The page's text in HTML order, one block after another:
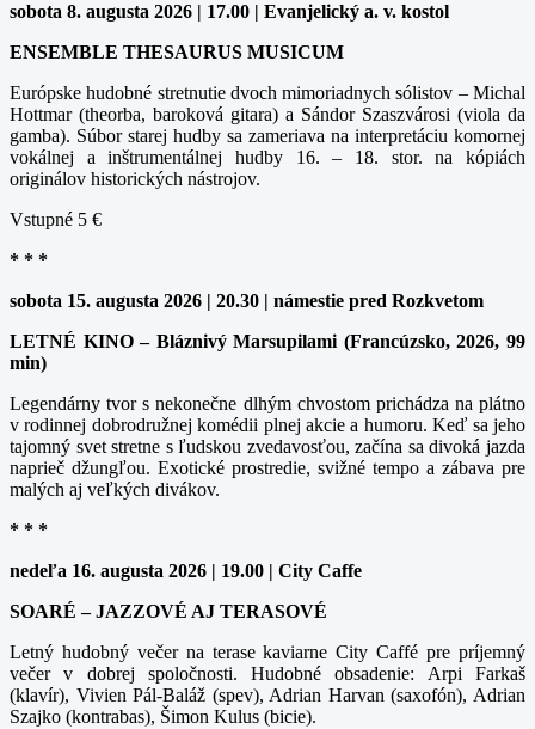
sobota 8. augusta 2026 | 17.00 | Evanjelický a. v. kostol
ENSEMBLE THESAURUS MUSICUM
Európske hudobné stretnutie dvoch mimoriadnych sólistov – Michal
Hottmar (theorba, baroková gitara) a Sándor Szaszvárosi (viola da
gamba). Súbor starej hudby sa zameriava na interpretáciu komornej
vokálnej a inštrumentálnej hudby 16. – 18. stor. na kópiách
originálov historických nástrojov.
Vstupné 5 €
* * *
sobota 15. augusta 2026 | 20.30 | námestie pred Rozkvetom
LETNÉ KINO – Bláznivý Marsupilami (Francúzsko, 2026, 99
min)
Legendárny tvor s nekonečne dlhým chvostom prichádza na plátno
v rodinnej dobrodružnej komédii plnej akcie a humoru. Keď sa jeho
tajomný svet stretne s ľudskou zvedavosťou, začína sa divoká jazda
naprieč džungľou. Exotické prostredie, svižné tempo a zábava pre
malých aj veľkých divákov.
* * *
nedeľa 16. augusta 2026 | 19.00 | City Caffe
SOARÉ – JAZZOVÉ AJ TERASOVÉ
Letný hudobný večer na terase kaviarne City Caffé pre príjemný
večer v dobrej spoločnosti. Hudobné obsadenie: Arpi Farkaš
(klavír), Vivien Pál-Baláž (spev), Adrian Harvan (saxofón), Adrian
Szajko (kontrabas), Šimon Kulus (bicie).